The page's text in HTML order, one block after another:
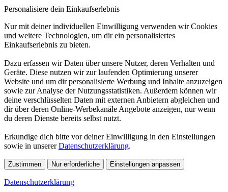
Personalisiere dein Einkaufserlebnis
Nur mit deiner individuellen Einwilligung verwenden wir Cookies
und weitere Technologien, um dir ein personalisiertes
Einkaufserlebnis zu bieten.
Dazu erfassen wir Daten über unsere Nutzer, deren Verhalten und
Geräte. Diese nutzen wir zur laufenden Optimierung unserer
Website und um dir personalisierte Werbung und Inhalte anzuzeigen
sowie zur Analyse der Nutzungsstatistiken. Außerdem können wir
deine verschlüsselten Daten mit externen Anbietern abgleichen und
dir über deren Online-Werbekanäle Angebote anzeigen, nur wenn
du deren Dienste bereits selbst nutzt.
Erkundige dich bitte vor deiner Einwilligung in den Einstellungen
sowie in unsererDatenschutzerklärung.
Zustimmen Nur erforderliche Einstellungen anpassen
Datenschutzerklärung